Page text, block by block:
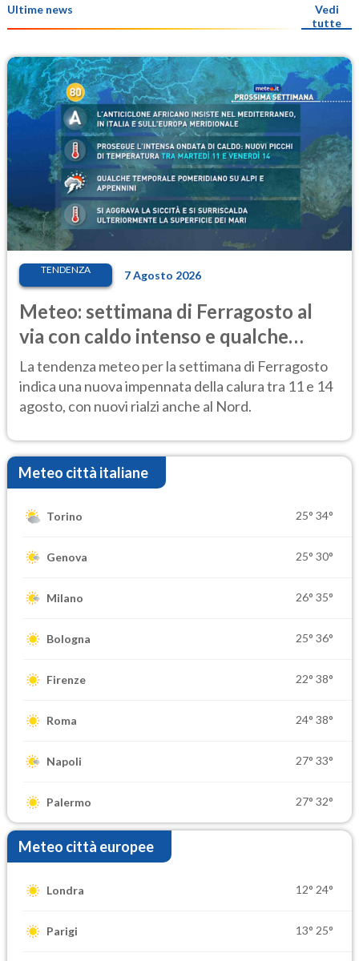
Ultime news
Vedi
tutte
TENDENZA 7 Agosto 2026
Meteo: settimana di Ferragosto al
via con caldo intenso e qualche
temporale
La tendenza meteo per la settimana di Ferragosto
indica una nuova impennata della calura tra 11 e 14
agosto, con nuovi rialzi anche al Nord.
Meteo città italiane
Torino 25° 34°
Genova 25° 30°
Milano 26° 35°
Bologna 25° 36°
Firenze 22° 38°
Roma 24° 38°
Napoli 27° 33°
Palermo 27° 32°
Meteo città europee
Londra 12° 24°
Parigi 13° 25°